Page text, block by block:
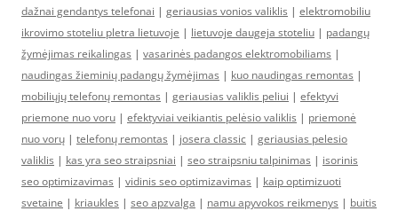
dažnai gendantys telefonai | geriausias vonios valiklis | elektromobiliu
ikrovimo stoteliu pletra lietuvoje | lietuvoje daugeja stoteliu | padangų
žymėjimas reikalingas | vasarinės padangos elektromobiliams |
naudingas žieminių padangų žymėjimas | kuo naudingas remontas |
mobiliųjų telefonų remontas | geriausias valiklis peliui | efektyvi
priemone nuo voru | efektyviai veikiantis pelėsio valiklis | priemonė
nuo vorų | telefonų remontas | josera classic | geriausias pelesio
valiklis | kas yra seo straipsniai | seo straipsniu talpinimas | isorinis
seo optimizavimas | vidinis seo optimizavimas | kaip optimizuoti
svetaine | kriaukles | seo apzvalga | namu apyvokos reikmenys | buitis